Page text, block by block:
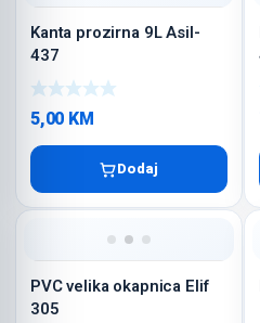
Kanta prozirna 9L Asil-
437
5,00 KM
Dodaj
PVC velika okapnica Elif
305